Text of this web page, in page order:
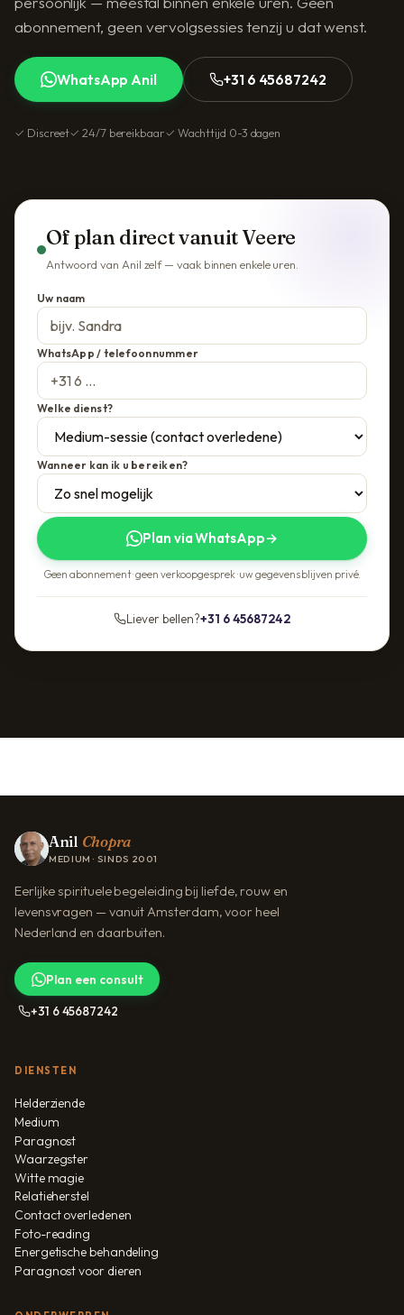
abonnement, geen vervolgsessies tenzij u dat wenst.
WhatsApp Anil +31 6 45687242
✓ Discreet✓ 24/7 bereikbaar✓ Wachttijd 0-3 dagen
Of plan direct vanuit Veere
Antwoord van Anil zelf — vaak binnen enkele uren.
Uw naam
WhatsApp / telefoonnummer
Welke dienst?
Wanneer kan ik u bereiken?
Plan via WhatsApp→
Geen abonnement · geen verkoopgesprek · uw gegevens blijven privé.
Liever bellen?+31 6 45687242
Anil Chopra
MEDIUM · SINDS 2001
Eerlijke spirituele begeleiding bij liefde, rouw en
levensvragen — vanuit Amsterdam, voor heel
Nederland en daarbuiten.
Plan een consult
+31 6 45687242
DIENSTEN
Helderziende
Medium
Paragnost
Waarzegster
Witte magie
Relatieherstel
Contact overledenen
Foto-reading
Energetische behandeling
Paragnost voor dieren